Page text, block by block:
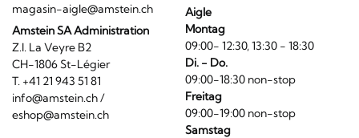
magasin-aigle@amstein.ch
Amstein SA Administration
Z.I. La Veyre B2
CH-1806 St-Légier
T. +41 21 943 51 81
info@amstein.ch/
eshop@amstein.ch
Aigle
Montag
09:00- 12:30, 13:30 - 18:30
Di. - Do.
09:00-18:30 non-stop
Freitag
09:00-19:00 non-stop
Samstag